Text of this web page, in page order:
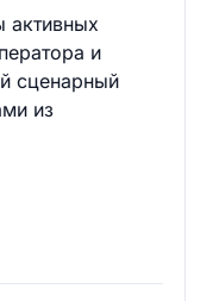
активных
и
сценарный
из